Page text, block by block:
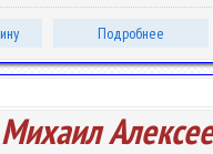
Подробнее